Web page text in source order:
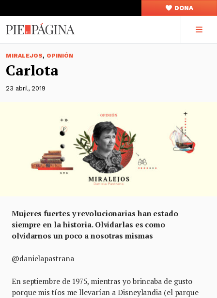
DONA
MIRALEJOS, OPINIÓN
Carlota
23 abril, 2019
Mujeres fuertes y revolucionarias han estado
siempre en la historia. Olvidarlas es como
olvidarnos un poco a nosotras mismas
@danielapastrana
En septiembre de 1975, mientras yo brincaba de gusto
porque mis tíos me llevarían a Disneylandia (el parque